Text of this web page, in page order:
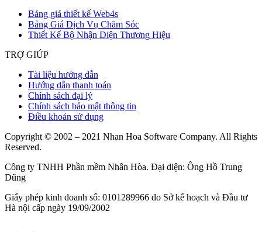
Bảng giá thiết kế Web4s
Bảng Giá Dịch Vụ Chăm Sóc
Thiết Kế Bộ Nhận Diện Thương Hiệu
TRỢ GIÚP
Tài liệu hướng dẫn
Hướng dẫn thanh toán
Chính sách đại lý
Chính sách bảo mật thông tin
Điều khoản sử dụng
Copyright © 2002 – 2021 Nhan Hoa Software Company. All Rights
Reserved.
Công ty TNHH Phần mềm Nhân Hòa. Đại diện: Ông Hồ Trung
Dũng
Giấy phép kinh doanh số: 0101289966 do Sở kế hoạch và Đầu tư
Hà nội cấp ngày 19/09/2002